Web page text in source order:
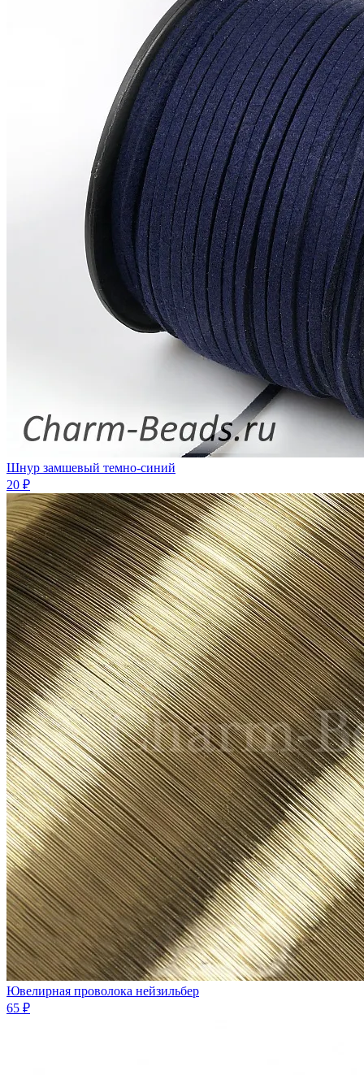
Шнур замшевый темно-синий
20 ₽
Ювелирная проволока нейзильбер
65 ₽